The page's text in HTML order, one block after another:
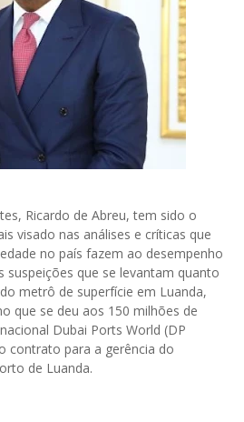
Ricardo de Abreu, tem sido o
visado nas análises e críticas que
no país fazem ao desempenho
suspeições que se levantam quanto
metrô de superfície em Luanda,
que se deu aos 150 milhões de
Dubai Ports World (DP
contrato para a gerência do
de Luanda.